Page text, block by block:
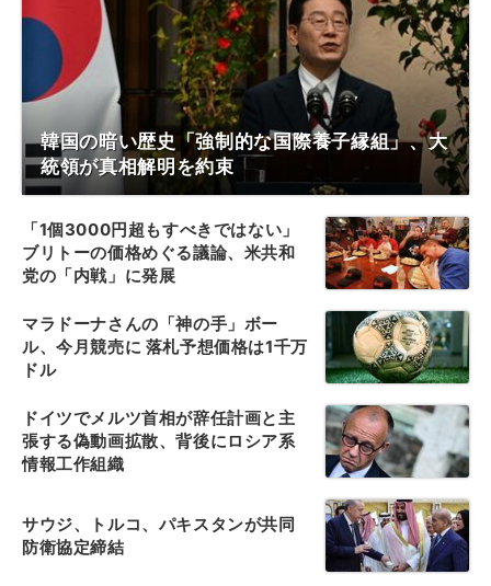
韓国の暗い歴史「強制的な国際養子縁組」、大
統領が真相解明を約束
「1個3000円超もすべきではない」
ブリトーの価格めぐる議論、米共和
党の「内戦」に発展
マラドーナさんの「神の手」ボー
ル、今月競売に 落札予想価格は1千万
ドル
ドイツでメルツ首相が辞任計画と主
張する偽動画拡散、背後にロシア系
情報工作組織
サウジ、トルコ、パキスタンが共同
防衛協定締結